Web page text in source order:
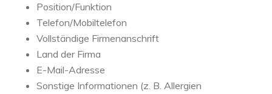
Position/Funktion
Telefon/Mobiltelefon
Vollständige Firmenanschrift
Land der Firma
E-Mail-Adresse
Sonstige Informationen (z. B. Allergien